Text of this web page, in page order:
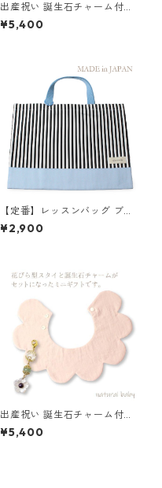
出産祝い 誕生石チャーム付き
花びらスタイ グレーチェック×
アイボリー
¥5,400
【定番】レッスンバッグ ブル
ー×ストライプ 縦30cm×横40
cm
¥2,900
出産祝い 誕生石チャーム付き
花びらスタイ 花柄ピンク×くす
みピンク
¥5,400